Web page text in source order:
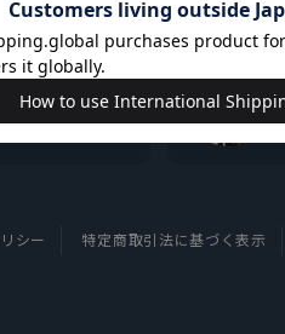
ャツについて
シー 特定商取引法に基づく表示